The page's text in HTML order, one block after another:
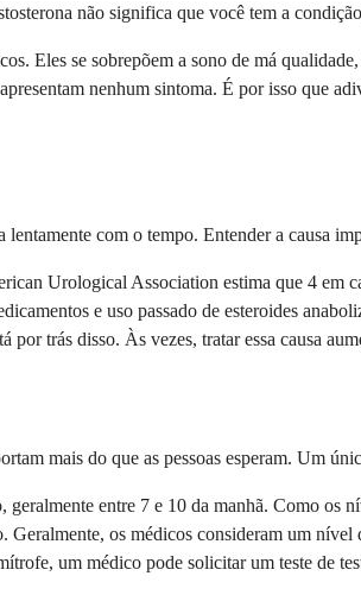
não significa que você tem a
Eles se sobrepõem a sono de má
nenhum sintoma. É por isso que
com o tempo. Entender a causa
Urological Association estima que 4
e uso passado de esteroides
trás disso. Às vezes, tratar essa causa
mais do que as pessoas esperam. Um
geralmente entre 7 e 10 da manhã. Como
os médicos consideram um
um médico pode solicitar um teste de